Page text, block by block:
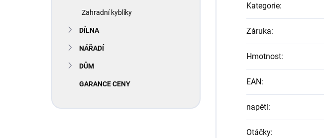
Zahradní kyblíky
DÍLNA
NÁŘADÍ
DŮM
GARANCE CENY
Kategorie:
Záruka:
Hmotnost:
EAN:
napětí:
Otáčky: